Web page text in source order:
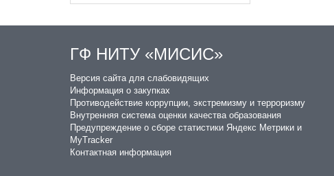
ГФ НИТУ «МИСИС»
​Версия сайта для слабовидящих
Информация о закупках
Противодействие коррупции, экстремизму и терроризму
Внутренняя система оценки качества образования
Предупреждение о сборе статистики Яндекс Метрики и
MyTracker
Контактная информация